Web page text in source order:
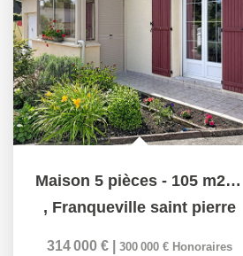
Maison 5 pièces - 105 m2 - Proche de toutes commodités
, Franqueville saint pierre
314 000 € 300 000 € Honoraires